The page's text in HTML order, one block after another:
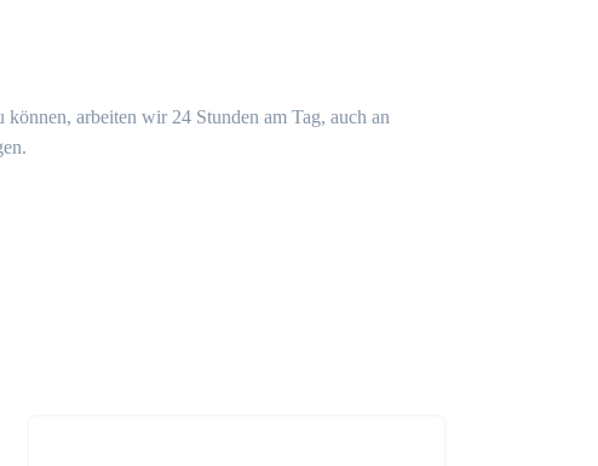
arbeiten wir 24 Stunden am Tag, auch an